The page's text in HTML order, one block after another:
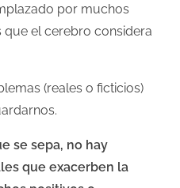
por muchos
que el cerebro considera
(reales o ficticios)
se sepa, no hay
que exacerben la